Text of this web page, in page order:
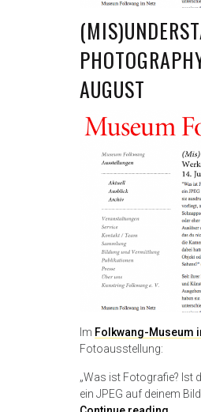
AUGUST
Im Folkwang-Museum
Fotoausstellung:
„Was ist Fotografie? Ist
ein JPEG auf deinem
(